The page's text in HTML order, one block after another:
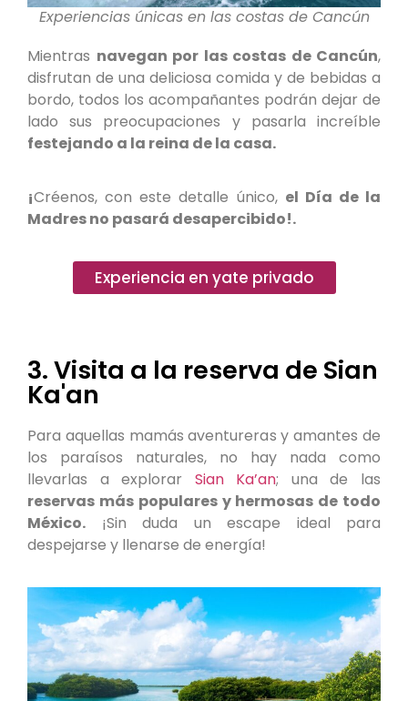
Experiencias únicas en las costas de Cancún
Mientras navegan por las costas de Cancún,
disfrutan de una deliciosa comida y de bebidas a
bordo, todos los acompañantes podrán dejar de
lado sus preocupaciones y pasarla increíble
festejando a la reina de la casa.
¡Créenos, con este detalle único, el Día de la
Madres no pasará desapercibido!.
Experiencia en yate privado
3. Visita a la reserva de Sian
Ka'an
Para aquellas mamás aventureras y amantes de
los paraísos naturales, no hay nada como
llevarlas a explorar Sian Ka’an; una de las
reservas más populares y hermosas de todo
México. ¡Sin duda un escape ideal para
despejarse y llenarse de energía!